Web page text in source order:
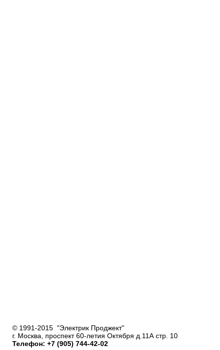
© 1991-2015 "Электрик Проджект"
г. Москва, проспект 60-летия Октября д.11А стр. 10
Телефон: +7 (905) 744-42-02